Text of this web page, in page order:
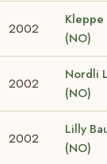
2002
Kleppe
(NO)
2002
Nordli
(NO)
2002
Lilly
(NO)